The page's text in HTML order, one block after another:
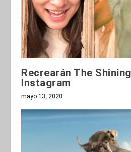
Recrearán The
Instagram
mayo 13, 2020